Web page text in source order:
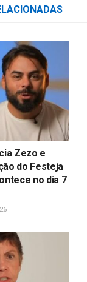
Zezo e
do Festeja
no dia 7